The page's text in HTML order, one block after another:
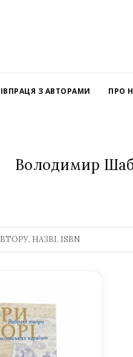
З АВТОРАМИ ПРО
Володимир